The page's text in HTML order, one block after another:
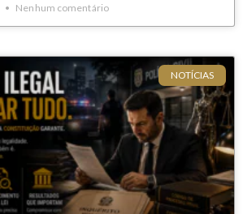
Nenhum comentário
NOTÍCIAS